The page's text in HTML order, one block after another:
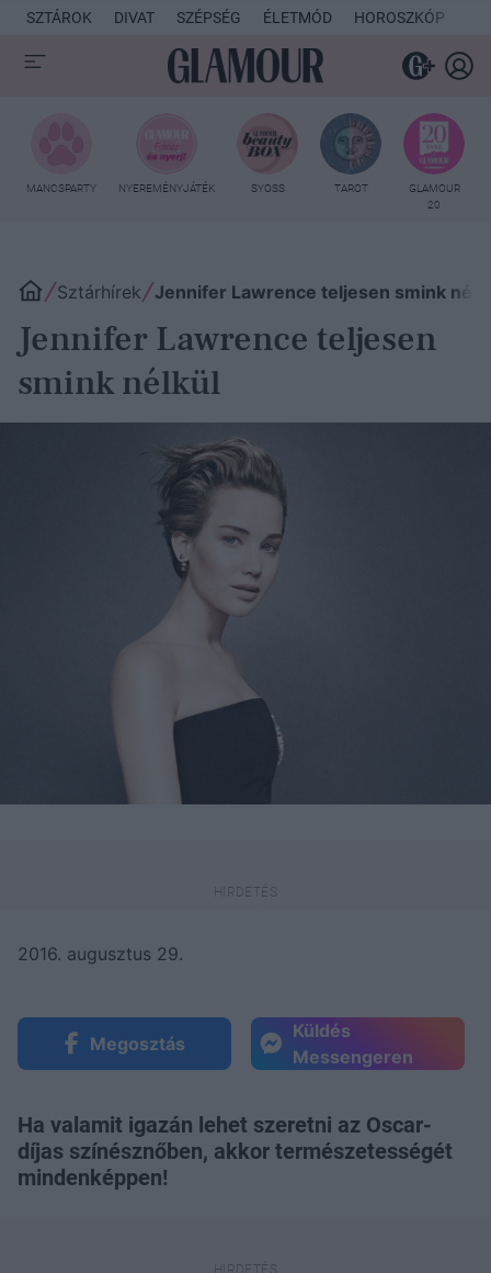
SZTÁROK DIVAT SZÉPSÉG ÉLETMÓD HOROSZKÓP
MANCSPARTY NYEREMÉNYJÁTÉK SYOSS TAROT
GLAMOUR
20
Sztárhírek Jennifer Lawrence teljesen smink
Jennifer Lawrence teljesen
smink nélkül
2016. augusztus 29.
Megosztás
Küldés
Messengeren
Ha valamit igazán lehet szeretni az Oscar-
díjas színésznőben, akkor természetességét
mindenképpen!